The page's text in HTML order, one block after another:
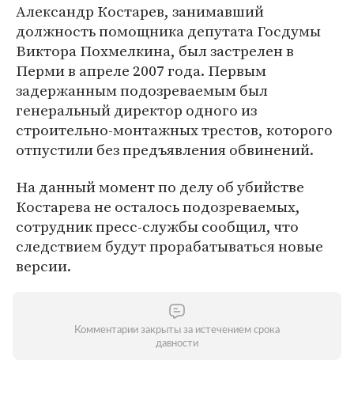
Александр Костарев, занимавший
должность помощника депутата Госдумы
Виктора Похмелкина, был застрелен в
Перми в апреле 2007 года. Первым
задержанным подозреваемым был
генеральный директор одного из
строительно-монтажных трестов, которого
отпустили без предъявления обвинений.
На данный момент по делу об убийстве
Костарева не осталось подозреваемых,
сотрудник пресс-службы сообщил, что
следствием будут прорабатываться новые
версии.
Комментарии закрыты за истечением срока
давности